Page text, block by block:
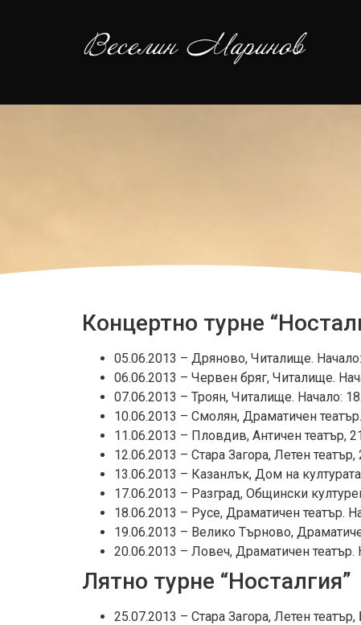
Концертно турне
05.06.2013 – Дряново, Читалище.
06.06.2013 – Червен бряг, Читалище.
07.06.2013 – Троян, Читалище. Начало:
10.06.2013 – Смолян, Драматичен
11.06.2013 – Пловдив, Античен театър,
12.06.2013 – Стара Загора, Летен театър,
13.06.2013 – Казанлък, Дом на
17.06.2013 – Разград, Общински
18.06.2013 – Русе, Драматичен театър.
19.06.2013 – Велико Търново,
20.06.2013 – Ловеч, Драматичен театър.
Лятно турне “Носталгия”
25.07.2013 – Стара Загора, Летен